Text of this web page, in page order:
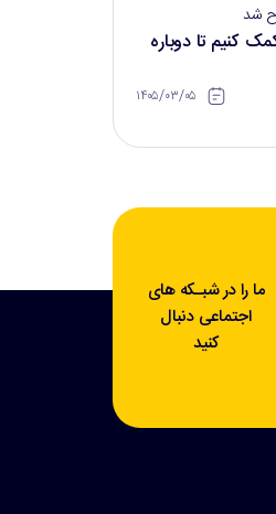
شد
کنیم تا دوباره
۱۴۰۵/۰۳/۰۵
ما را در شبـکه های
اجتماعی دنبال
کنید